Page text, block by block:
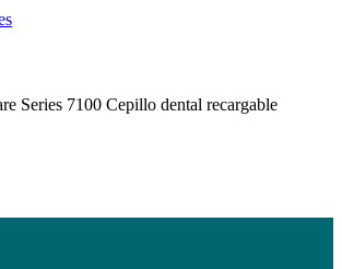
Series 7100 Cepillo dental recargable